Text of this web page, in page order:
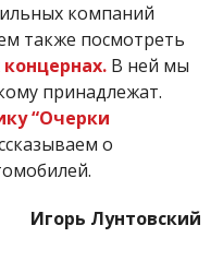
компаний
также посмотреть
В ней мы
принадлежат.
“Очерки
о
Игорь Лунтовский